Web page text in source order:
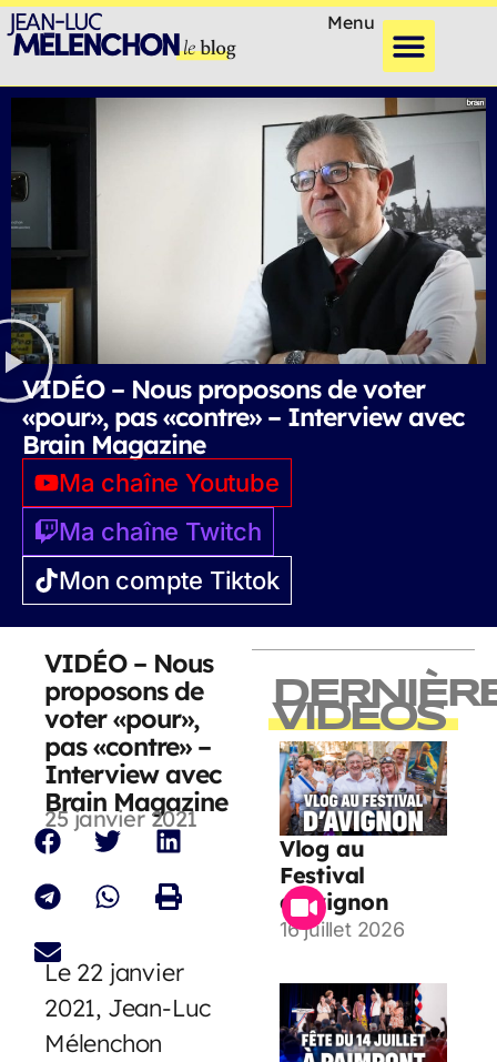
Menu
VIDÉO – Nous proposons de voter
«pour», pas «contre» – Interview avec
Brain Magazine
Ma chaîne Youtube
Ma chaîne Twitch
Mon compte Tiktok
VIDÉO – Nous
proposons de
voter «pour»,
pas «contre» –
Interview avec
Brain Magazine
25 janvier 2021
Le 22 janvier
2021, Jean-Luc
Mélenchon
VIDEOS
Vlog au
Festival
d’Avignon
16 juillet 2026